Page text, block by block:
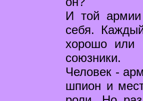
И той армии
себя.
хорошо или
союзники.
Человек -
шпион и